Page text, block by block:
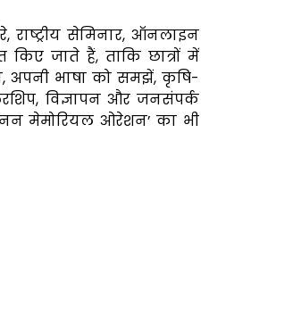
राष्ट्रीय सेमिनार, ऑनलाइन
जाते हैं, ताकि छात्रों में
अपनी भाषा को समझें, कृषि-
विज्ञापन और जनसंपर्क
मेमोरियल ओरेशन’ का भी